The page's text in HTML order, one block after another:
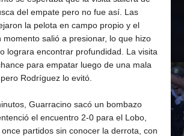
del empate pero no fue así. Las
la pelota en campo propio y el
momento salió a presionar, lo que hizo
lograra encontrar profundidad. La visita
para empatar luego de una mala
Rodríguez lo evitó.
Guarracino sacó un bombazo
el encuentro 2-0 para el Lobo,
partidos sin conocer la derrota, con